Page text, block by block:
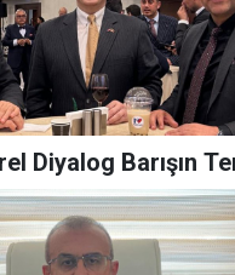
Diyalog Barışın